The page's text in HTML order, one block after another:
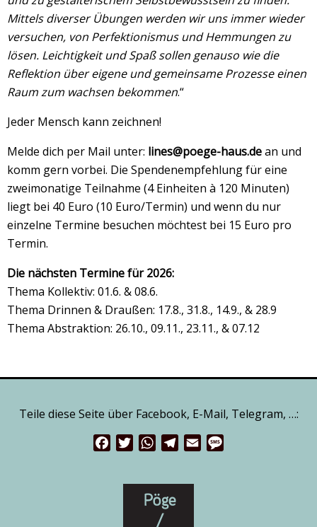
Mittels diverser Übungen werden wir uns immer wieder
versuchen, von Perfektionismus und Hemmungen zu
lösen. Leichtigkeit und Spaß sollen genauso wie die
Reflektion über eigene und gemeinsame Prozesse einen
Raum zum wachsen bekommen.“
Jeder Mensch kann zeichnen!
Melde dich per Mail unter: lines@poege-haus.dean und
komm gern vorbei. Die Spendenempfehlung für eine
zweimonatige Teilnahme (4 Einheiten à 120 Minuten)
liegt bei 40 Euro (10 Euro/Termin) und wenn du nur
einzelne Termine besuchen möchtest bei 15 Euro pro
Termin.
Die nächsten Termine für 2026:
Thema Kollektiv: 01.6. & 08.6.
Thema Drinnen & Draußen: 17.8., 31.8., 14.9., & 28.9
Thema Abstraktion: 26.10., 09.11., 23.11., & 07.12
Teile diese Seite über Facebook, E-Mail, Telegram, …:
FacebookTwitterWhatsApp
Telegram
Email